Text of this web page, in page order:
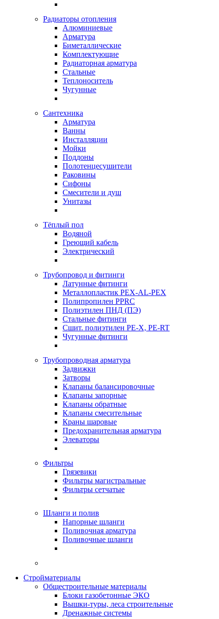
Радиаторы отопления
Алюминиевые
Арматура
Биметаллические
Комплектующие
Радиаторная арматура
Стальные
Теплоноситель
Чугунные
Сантехника
Арматура
Ванны
Инсталляции
Мойки
Поддоны
Полотенцесушители
Раковины
Сифоны
Смесители и душ
Унитазы
Тёплый пол
Водяной
Греющий кабель
Электрический
Трубопровод и фитинги
Латунные фитинги
Металлопластик PEX-AL-PEX
Полипропилен PPRC
Полиэтилен ПНД (ПЭ)
Стальные фитинги
Сшит. полиэтилен PE-X, PE-RT
Чугунные фитинги
Трубопроводная арматура
Задвижки
Затворы
Клапаны балансировочные
Клапаны запорные
Клапаны обратные
Клапаны смесительные
Краны шаровые
Предохранительная арматура
Элеваторы
Фильтры
Грязевики
Фильтры магистральные
Фильтры сетчатые
Шланги и полив
Напорные шланги
Поливочная арматура
Поливочные шланги
Стройматериалы
Oбщестроительные материалы
Блоки газобетонные ЭКО
Вышки-туры, леса строительные
Дренажные системы